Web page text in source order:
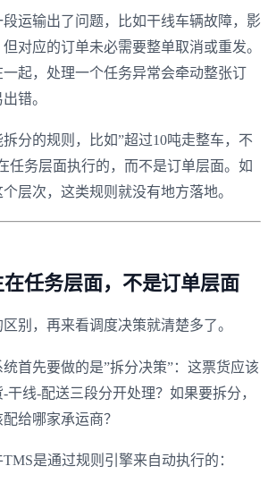
段运输出了问题，比如干线车辆故障，影
对应的订单未必需要整单取消或重发。
起，处理一个任务异常会牵动整张订
错。
拆分的规则，比如”超过10吨走整车，不
任务层面执行的，而不是订单层面。如
层次，这类规则就没有地方落地。
任务层面，不是订单层面
别，再来看调度决策就清楚多了。
首先要做的是”拆分决策”：这票货应该
干线-配送三段分开处理？如果要拆分，
给哪家承运商？
是通过规则引擎来自动执行的：